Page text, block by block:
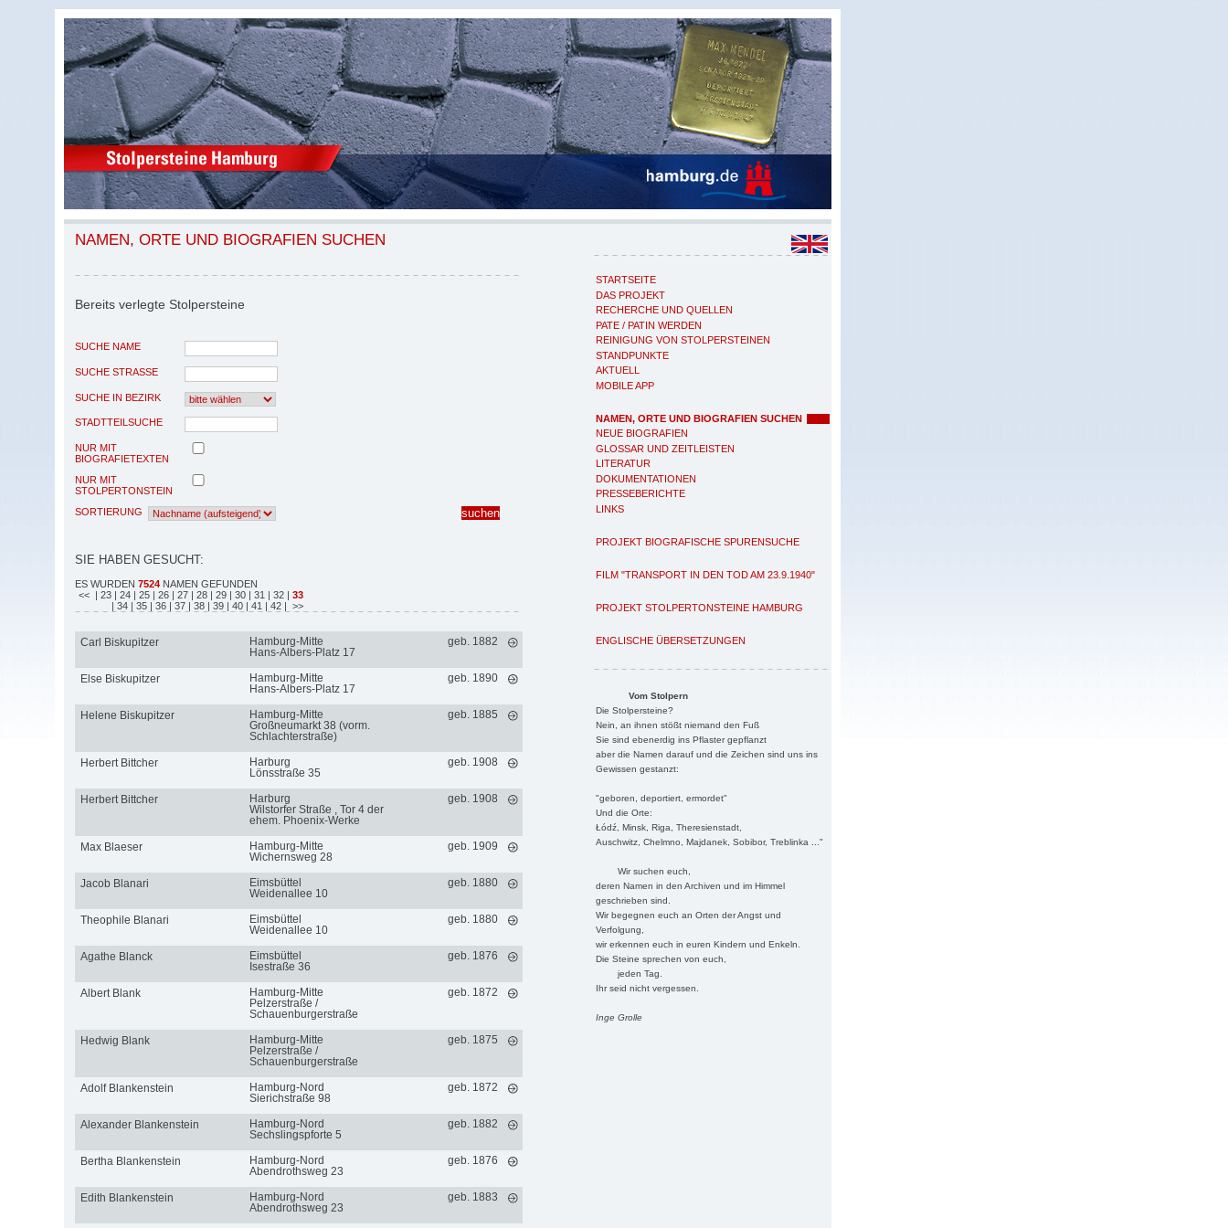
STARTSEITE
DAS PROJEKT
RECHERCHE UND QUELLEN
PATE / PATIN WERDEN
REINIGUNG VON STOLPERSTEINEN
STANDPUNKTE
AKTUELL
MOBILE APP
NAMEN, ORTE UND BIOGRAFIEN SUCHEN
NEUE BIOGRAFIEN
GLOSSAR UND ZEITLEISTEN
LITERATUR
DOKUMENTATIONEN
PRESSEBERICHTE
LINKS
PROJEKT BIOGRAFISCHE SPURENSUCHE
FILM "TRANSPORT IN DEN TOD AM 23.9.1940"
PROJEKT STOLPERTONSTEINE HAMBURG
ENGLISCHE ÜBERSETZUNGEN
Vom Stolpern
Die Stolpersteine?
Nein, an ihnen stößt niemand den Fuß
Sie sind ebenerdig ins Pflaster gepflanzt
aber die Namen darauf und die Zeichen sind uns ins
Gewissen gestanzt:
"geboren, deportiert, ermordet"
Und die Orte:
Łódź, Minsk, Riga, Theresienstadt,
Auschwitz, Chelmno, Majdanek, Sobibor, Treblinka ..."
Wir suchen euch,
deren Namen in den Archiven und im Himmel
geschrieben sind.
Wir begegnen euch an Orten der Angst und
Verfolgung,
wir erkennen euch in euren Kindern und Enkeln.
Die Steine sprechen von euch,
jeden Tag.
Ihr seid nicht vergessen.
Inge Grolle
NAMEN, ORTE UND BIOGRAFIEN SUCHEN
Bereits verlegte Stolpersteine
SUCHE NAME
SUCHE STRASSE
SUCHE IN BEZIRK
STADTTEILSUCHE
NUR MIT
BIOGRAFIETEXTEN
NUR MIT
STOLPERTONSTEIN
SORTIERUNG
SIE HABEN GESUCHT:
ES WURDEN 7524 NAMEN GEFUNDEN
<< | 23 | 24 | 25 | 26 | 27 | 28 | 29 | 30 | 31 | 32 | 33
| 34 | 35 | 36 | 37 | 38 | 39 | 40 | 41 | 42 | >>
Carl Biskupitzer
Hamburg-Mitte
Hans-Albers-Platz 17
geb. 1882
Else Biskupitzer
Hamburg-Mitte
Hans-Albers-Platz 17
geb. 1890
Helene Biskupitzer
Hamburg-Mitte
Großneumarkt 38 (vorm.
Schlachterstraße)
geb. 1885
Herbert Bittcher
Harburg
Lönsstraße 35
geb. 1908
Herbert Bittcher
Harburg
Wilstorfer Straße , Tor 4 der
ehem. Phoenix-Werke
geb. 1908
Max Blaeser
Hamburg-Mitte
Wichernsweg 28
geb. 1909
Jacob Blanari
Eimsbüttel
Weidenallee 10
geb. 1880
Theophile Blanari
Eimsbüttel
Weidenallee 10
geb. 1880
Agathe Blanck
Eimsbüttel
Isestraße 36
geb. 1876
Albert Blank
Hamburg-Mitte
Pelzerstraße /
Schauenburgerstraße
geb. 1872
Hedwig Blank
Hamburg-Mitte
Pelzerstraße /
Schauenburgerstraße
geb. 1875
Adolf Blankenstein
Hamburg-Nord
Sierichstraße 98
geb. 1872
Alexander Blankenstein
Hamburg-Nord
Sechslingspforte 5
geb. 1882
Bertha Blankenstein
Hamburg-Nord
Abendrothsweg 23
geb. 1876
Edith Blankenstein
Hamburg-Nord
Abendrothsweg 23
geb. 1883